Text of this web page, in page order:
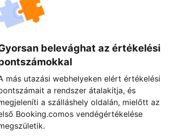
belevághat az értékelési
más utazási webhelyeken elért értékelési
a rendszer átalakítja, és
a szálláshely oldalán, mielőtt az
Booking.comos vendégértékelése